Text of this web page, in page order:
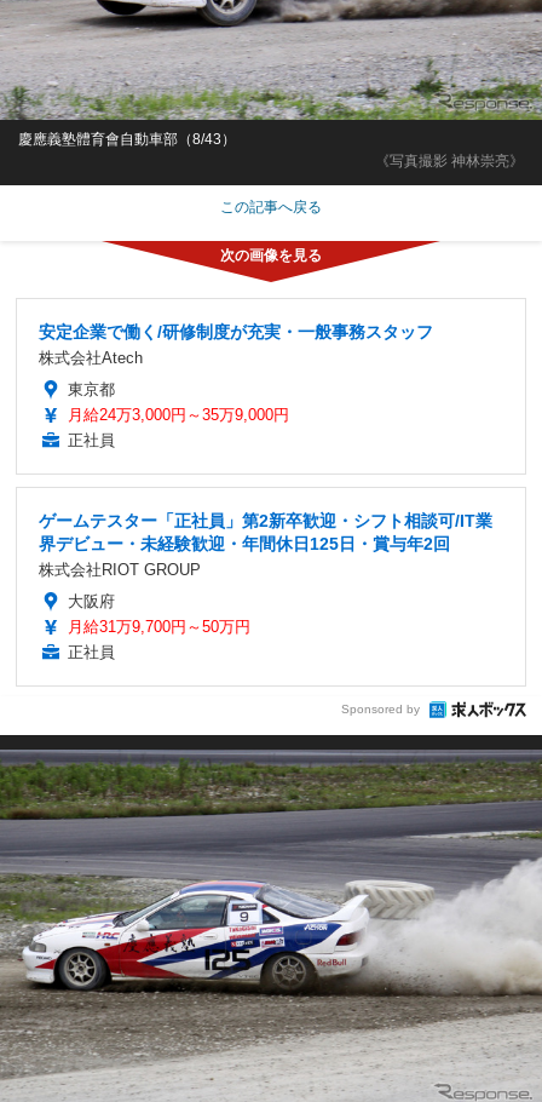
《写真撮影 神林崇亮》
慶應義塾體育會自動車部（8/43）
この記事へ戻る
安定企業で働く/研修制度が充実・一般事務スタッフ
株式会社Atech
東京都
月給24万3,000円～35万9,000円
正社員
ゲームテスター「正社員」第2新卒歓迎・シフト相談可/IT業
界デビュー・未経験歓迎・年間休日125日・賞与年2回
株式会社RIOT GROUP
大阪府
月給31万9,700円～50万円
正社員
Sponsored by